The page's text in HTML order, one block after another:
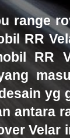
range
RR
RR
yg
antara
Velar